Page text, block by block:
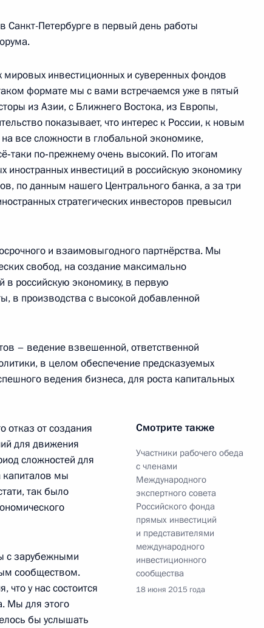
экспертного совета РФПИ
фонда прямых инвестиций
по
Официальные
сетевые ресурсы
Президента России
ВКонтакте
Rutube
Правовая и
информация
О портале
Об использовании
информации сайта
О персональных
данных пользователей
Написать в редакцию
Санкт-Петербурге в первый день работы
мировых инвестиционных и суверенных фондов
формате мы с вами встречаемся уже в пятый
из Азии, с Ближнего Востока, из Европы,
показывает, что интерес к России, к новым
все сложности в глобальной экономике,
по‑прежнему очень высокий. По итогам
иностранных инвестиций в российскую экономику
по данным нашего Центрального банка, а за три
стратегических инвесторов превысил
и взаимовыгодного партнёрства. Мы
свобод, на создание максимально
в российскую экономику, в первую
в производства с высокой добавленной
– ведение взвешенной, ответственной
в целом обеспечение предсказуемых
ведения бизнеса, для роста капитальных
Смотрите также
Участники рабочего обеда
с членами
Международного
экспертного совета
Российского фонда
прямых инвестиций
и представителями
международного
инвестиционного
сообщества
18 июня 2015 года
отказ от создания
для движения
сложностей для
капиталов мы
так было
с зарубежными
сообществом.
что у нас состоится
Мы для этого
бы услышать